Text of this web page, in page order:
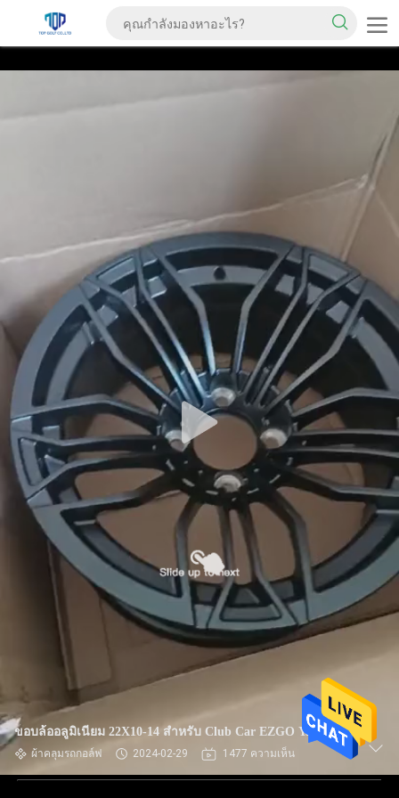
ขอบล้ออลูมิเนียม 22X10-14 สำหรับ Club Car EZGO Yamaha
ผ้าคลุมรถกอล์ฟ 2024-02-29 1477 ความเห็น